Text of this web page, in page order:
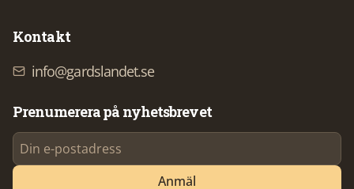
Kontakt
info@gardslandet.se
Prenumerera på nyhetsbrevet
Anmäl